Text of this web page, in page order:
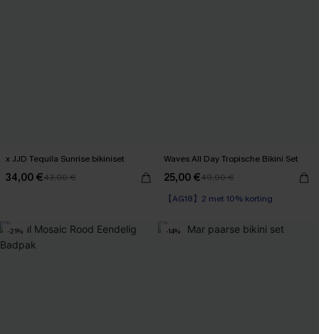
x JJD Tequila Sunrise bikiniset
34,00 €43,00 €
Waves All Day Tropische Bikini Set
25,00 €49,00 €
【AG18】2 met 10% korting
-21% -14%